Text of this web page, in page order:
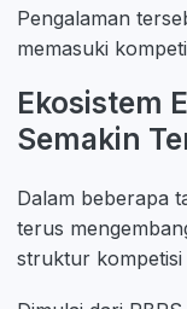
Pengalaman
memasuki
Ekosistem
Semakin
Dalam beberapa
terus
struktur kompetisi